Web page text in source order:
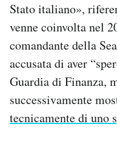
Stato italiano»,
venne coinvolta nel
comandante della
accusata di aver
Guardia di Finanza,
successivamente
tecnicamente di uno